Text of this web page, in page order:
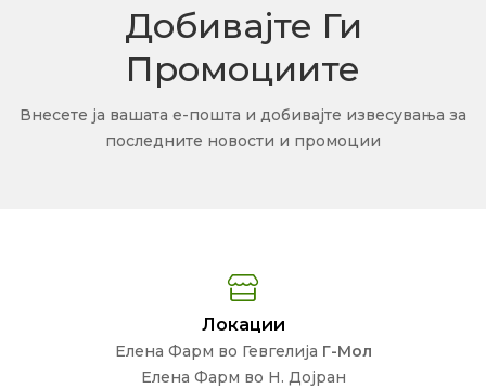
Добивајте Ги
Промоциите
Внесете ја вашата е-пошта и добивајте извесувања за
последните новости и промоции
Локации
Елена Фарм во Гевгелија Г-Мол
Елена Фарм во Н. Дојран